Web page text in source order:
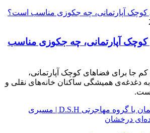
کوچک آپارتمانی، چه جکوزی مناسب
جا برای فضاهای کوچک آپارتمانی،
به دغدغه‌ی همیشگی ساکنان خانه‌های نقلی و